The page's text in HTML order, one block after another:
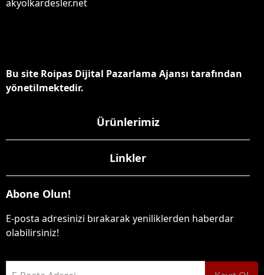
akyolkardesler.net
Bu site Roipas Dijital Pazarlama Ajansı tarafından
yönetilmektedir.
Ürünlerimiz
Linkler
Abone Olun!
E-posta adresinizi bırakarak yeniliklerden haberdar
olabilirsiniz!